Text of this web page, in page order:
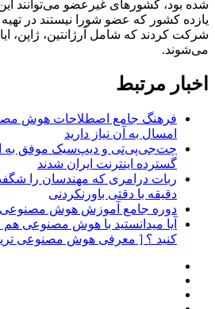
شده بود، کشورهای غیرعضو می‌توانند
یازده کشور که عضو شورا نیستند در
شرکت کردند که شامل آرژانتین، ژاپن،
می‌شوند.
اخبار مرتبط
فرهنگ جامع اصطلاحات هوش
امسال به آن نیاز دارید
چت‌جی‌پی‌تی و دیپ‌سیک موفق به
گسترده اینترنت ایران شدند
دقیقه با دقتی باورنکردنی
دوره جامع آموزش هوش مصنوعی
آیا میدانستید با هوش مصنوعی هم
کنید ؟ [ معرفی هوش مصنوعی ترید